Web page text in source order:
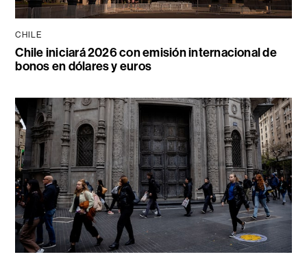
CHILE
Chile iniciará 2026 con emisión internacional de
bonos en dólares y euros